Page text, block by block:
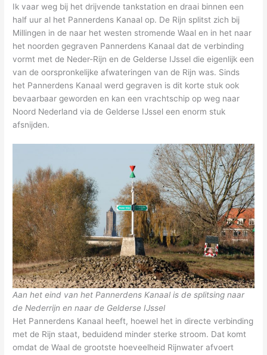
Ik vaar weg bij het drijvende tankstation en draai binnen een
half uur al het Pannerdens Kanaal op. De Rijn splitst zich bij
Millingen in de naar het westen stromende Waal en in het naar
het noorden gegraven Pannerdens Kanaal dat de verbinding
vormt met de Neder-Rijn en de Gelderse IJssel die eigenlijk een
van de oorspronkelijke afwateringen van de Rijn was. Sinds
het Pannerdens Kanaal werd gegraven is dit korte stuk ook
bevaarbaar geworden en kan een vrachtschip op weg naar
Noord Nederland via de Gelderse IJssel een enorm stuk
afsnijden.
Aan het eind van het Pannerdens Kanaal is de splitsing naar
de Nederrijn en naar de Gelderse IJssel
Het Pannerdens Kanaal heeft, hoewel het in directe verbinding
met de Rijn staat, beduidend minder sterke stroom. Dat komt
omdat de Waal de grootste hoeveelheid Rijnwater afvoert